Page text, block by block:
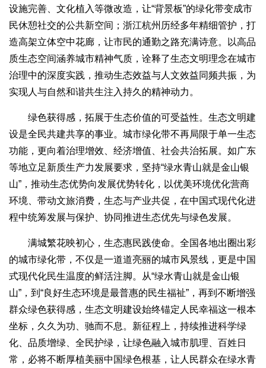
设施完善、文化植入等微改造，让“背景板”的绿化带变成市
民休憩社交的公共新空间；浙江杭州历经多年精细管护，打
造高架立体空中花廊，让市民的通勤之路充满诗意。以高品
质生态空间涵养城市精神气质，诠释了生态文明理念在城市
治理中的深度实践，推动生态效益与人文效益同频共振，为
实现人与自然和谐共生注入持久的精神动力。
绿色获得感，拓展于生态价值的可受益性。生态文明建
设是全民共建共享的事业。城市绿化带不再局限于单一生态
功能，更向着治理增效、经济增值、社会共治拓展。如广东
等地立足新质生产力发展要求，坚持“绿水青山就是金山银
山”，推动生态优势向发展优势转化，以优美环境优化营商
环境、带动文旅消费，生态与产业共促，在中国式现代化进
程中统筹发展与保护、协同推进生态优先与绿色发展。
满城繁花映初心，生态惠民践使命。全国各地出圈出彩
的城市绿化带，不仅是一道道亮丽的城市风景线，更是中国
式现代化民生温度的鲜活注脚。从“绿水青山就是金山银
山”，到“良好生态环境是最普惠的民生福祉”，再到不断增强
群众绿色获得感，生态文明建设始终锚定人民幸福这一根本
坐标，久久为功、驰而不息。新征程上，持续推进科学绿
化、品质增绿、全民护绿，让绿色融入城市肌理、百姓日
常，必将不断厚植美丽中国绿色根基，让人民群众在绿水青